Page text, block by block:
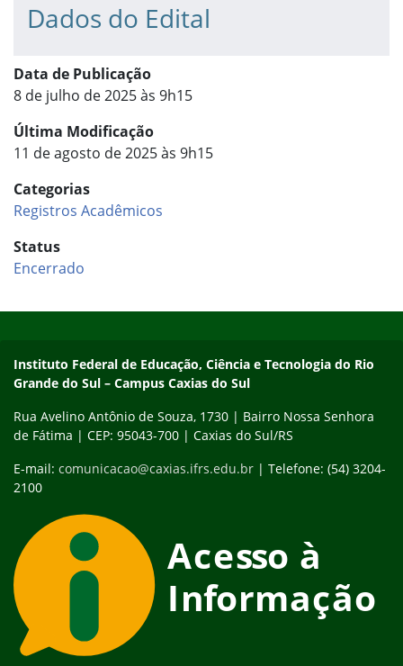
Dados do Edital
Data de Publicação
8 de julho de 2025 às 9h15
Última Modificação
11 de agosto de 2025 às 9h15
Categorias
Registros Acadêmicos
Status
Encerrado
Instituto Federal de Educação, Ciência e Tecnologia do Rio
Grande do Sul – Campus Caxias do Sul
Rua Avelino Antônio de Souza, 1730 | Bairro Nossa Senhora
de Fátima | CEP: 95043-700 | Caxias do Sul/RS
E-mail: comunicacao@caxias.ifrs.edu.br | Telefone: (54) 3204-
2100